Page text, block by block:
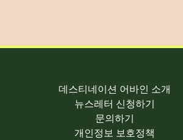
데스티네이션 어바인 소개
뉴스레터 신청하기
문의하기
개인정보 보호정책